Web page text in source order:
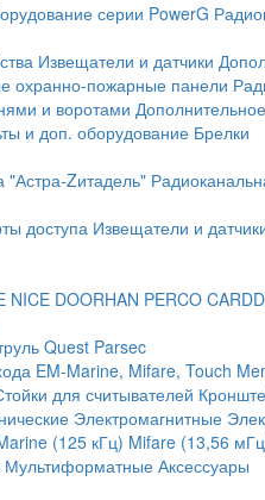
серии PowerG
Извещатели и датчики
охранно-пожарные панели
и воротами
и доп. оборудование Брелки
"Астра-Zитадель"
доступа Извещатели и
NICE DOORHAN PERCO
Quest Parsec
EM-Marine, Mifare, Touch
для считывателей
Электромагнитные
(125 кГц) Mifare (13,56
Мультиформатные Аксессуары